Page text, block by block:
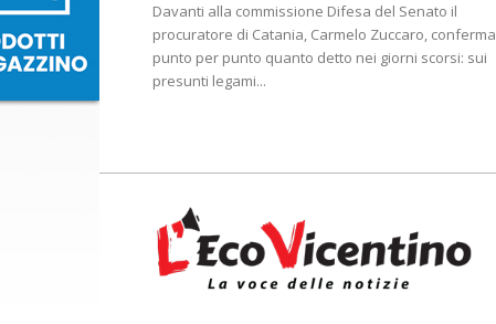
Davanti alla commissione Difesa del Senato il
procuratore di Catania, Carmelo Zuccaro, conferma
punto per punto quanto detto nei giorni scorsi: sui
presunti legami...